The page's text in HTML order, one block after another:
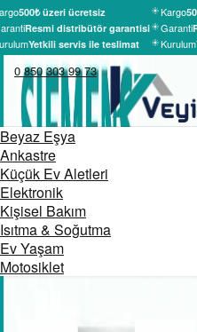
500₺ üzeri ücretsiz
Resmi distribütör garantisi
Yetkili servis ile teslimat
Kargo
Garanti
Kurulum
0 850 303 99 73
Beyaz Eşya
Ankastre
Küçük Ev Aletleri
Elektronik
Kişisel Bakım
Isıtma & Soğutma
Ev Yaşam
Motosiklet